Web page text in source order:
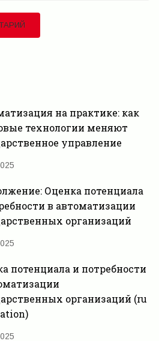
на практике: как
технологии меняют
управление
Оценка потенциала
в автоматизации
организаций
потенциала и потребности
организаций (ru